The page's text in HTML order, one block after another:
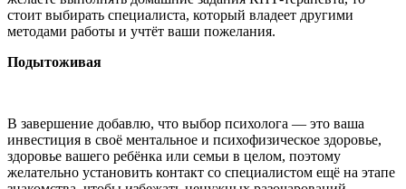
стоит выбирать специалиста, который владеет другими
методами работы и учтёт ваши пожелания.
Подытоживая
В завершение добавлю, что выбор психолога — это ваша
инвестиция в своё ментальное и психофизическое здоровье,
здоровье вашего ребёнка или семьи в целом, поэтому
желательно установить контакт со специалистом ещё на этапе